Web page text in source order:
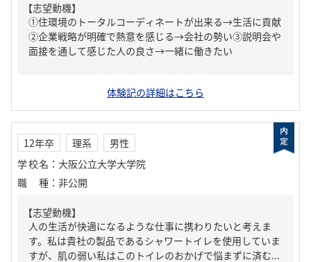
【志望動機】
①住環境のトータルコーディネートが出来る→生活に貢献
②企業戦略が明確で熱意を感じる→会社の勢い③説明会や
面接を通して感じた人の良さ→一緒に働きたい
体験記の詳細はこちら
12年卒 理系
男性
学校名 ： 大阪公立大学大学院
職種 ： 非公開
【志望動機】
人の生活が快適になるような仕事に携わりたいと考えま
す。私は貴社の製品であるシャワートイレを使用していま
すが、肌の弱い私はこのトイレのおかげで悩まずに済む...